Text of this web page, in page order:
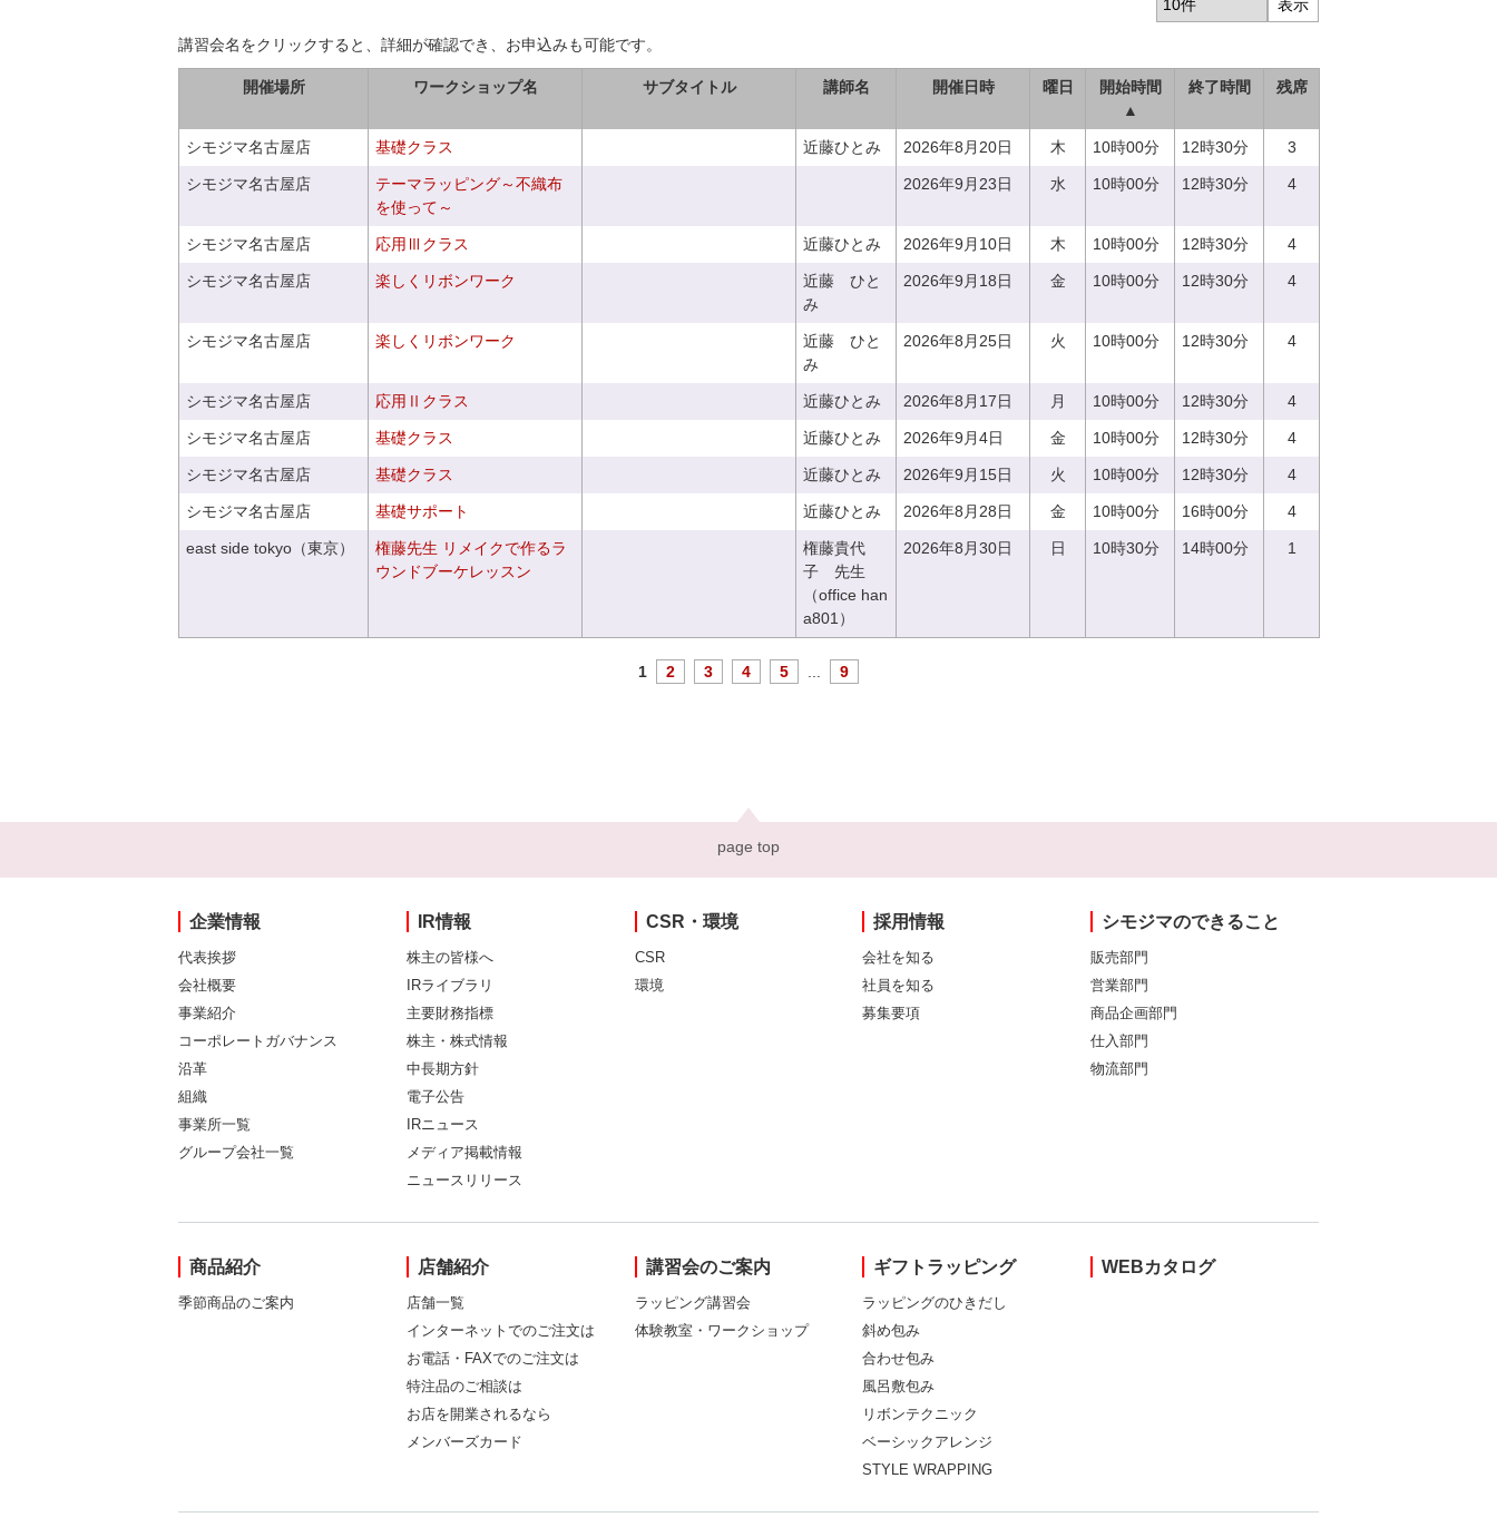
講習会名をクリックすると、詳細が確認でき、お申込みも可能です。
開催場所 ワークショップ名 サブタイトル 講師名 開催日時 曜日
開始時間
▲
終了時間 残席
シモジマ名古屋店 基礎クラス 近藤ひとみ 2026年8月20日 木 10時00分 12時30分 3
シモジマ名古屋店
テーマラッピング～不織布
を使って～
2026年9月23日 水 10時00分 12時30分 4
シモジマ名古屋店 応用Ⅲクラス 近藤ひとみ 2026年9月10日 木 10時00分 12時30分 4
シモジマ名古屋店 楽しくリボンワーク
近藤 ひと
み
2026年9月18日 金 10時00分 12時30分 4
シモジマ名古屋店 楽しくリボンワーク
近藤 ひと
み
2026年8月25日 火 10時00分 12時30分 4
シモジマ名古屋店 応用Ⅱクラス 近藤ひとみ 2026年8月17日 月 10時00分 12時30分 4
シモジマ名古屋店 基礎クラス 近藤ひとみ 2026年9月4日 金 10時00分 12時30分 4
シモジマ名古屋店 基礎クラス 近藤ひとみ 2026年9月15日 火 10時00分 12時30分 4
シモジマ名古屋店 基礎サポート 近藤ひとみ 2026年8月28日 金 10時00分 16時00分 4
east side tokyo（東京）
権藤先生 リメイクで作るラ
ウンドブーケレッスン
権藤貴代
子 先生
（office han
a801）
2026年8月30日 日 10時30分 14時00分 1
1 2 3 4 5 9
page top
企業情報
代表挨拶
会社概要
事業紹介
コーポレートガバナンス
沿革
組織
事業所一覧
グループ会社一覧
IR情報
株主の皆様へ
IRライブラリ
主要財務指標
株主・株式情報
中長期方針
電子公告
IRニュース
メディア掲載情報
ニュースリリース
CSR・環境
CSR
環境
採用情報
会社を知る
社員を知る
募集要項
シモジマのできること
販売部門
営業部門
商品企画部門
仕入部門
物流部門
商品紹介
季節商品のご案内
店舗紹介
店舗一覧
インターネットでのご注文は
お電話・FAXでのご注文は
特注品のご相談は
お店を開業されるなら
メンバーズカード
講習会のご案内
ラッピング講習会
体験教室・ワークショップ
ギフトラッピング
ラッピングのひきだし
斜め包み
合わせ包み
風呂敷包み
リボンテクニック
ベーシックアレンジ
STYLE WRAPPING
WEBカタログ